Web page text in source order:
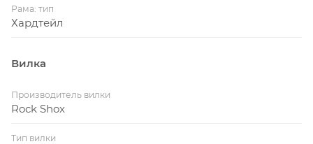
Рама: тип
Хардтейл
Вилка
Производитель вилки
Rock Shox
Тип вилки